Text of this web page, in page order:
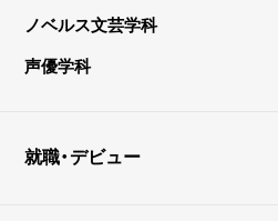
ノベルス文芸学科
声優学科
就職・デビュー